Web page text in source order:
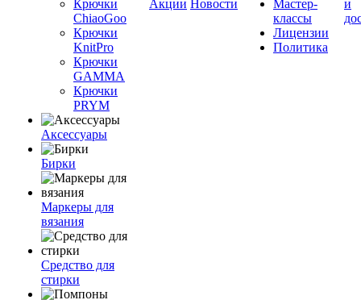
Крючки
ChiaoGoo
Крючки
KnitPro
Крючки
GAMMA
Крючки
PRYM
Аксессуары
Бирки
Маркеры для
вязания
Средство для
стирки
Акции Новости
Мастер-
классы
Лицензии
Политика
и